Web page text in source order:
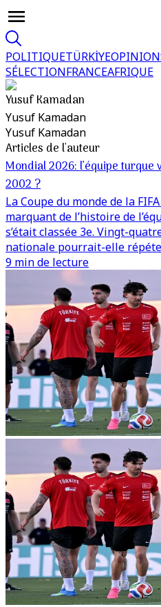
POLITIQUETÜRKİYE
SÉLECTIONFRANCEAFRIQUE
Yusuf Kamadan
Yusuf Kamadan
Yusuf Kamadan
Articles de l'auteur
Mondial 2026: l’équipe
2002 ?
La Coupe du monde de la
marquant de l’histoire de
s’était classée 3e. Vingt-
nationale pourrait-elle
9 min de lecture